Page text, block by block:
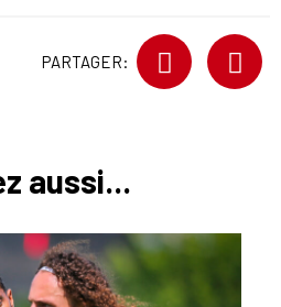
PARTAGER:
aussi...